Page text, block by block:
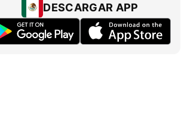
DESCARGAR APP